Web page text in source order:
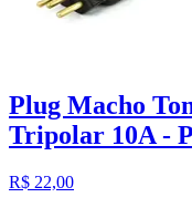
Plug Macho
Tripolar 10A -
R$ 22,00